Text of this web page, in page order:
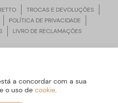
TROCAS E DEVOLUÇÕES
POLÍTICA DE PRIVACIDADE
LIVRO DE RECLAMAÇÕES
| Desenvolvido por
a concordar com a sua
o uso de cookie.